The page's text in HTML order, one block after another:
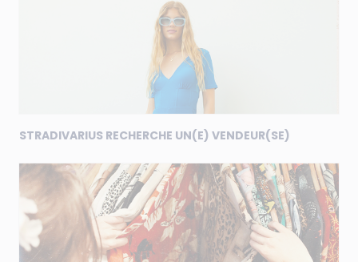
STRADIVARIUS RECHERCHE UN(E) VENDEUR(SE)